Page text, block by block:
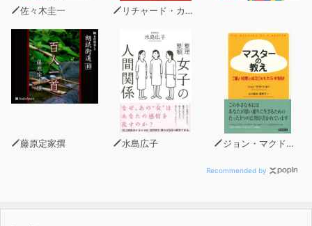
佐々木圭一 リチャード・カールソン
藤原定家撰 水島広子 ジョン・マクドナルド
Recommended by